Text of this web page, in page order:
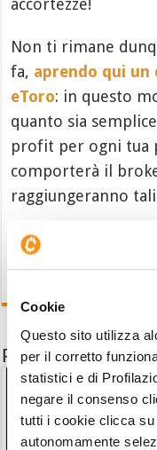
Cookie
Questo sito utilizza
per il corretto
statistici e di
negare il consenso
tutti i cookie clicca
autonomamente
accortezze!
Non ti rimane
fa, aprendo qui
eToro: in questo
quanto sia
profit per ogni tua
comporterà il
raggiungeranno
Potrebbe